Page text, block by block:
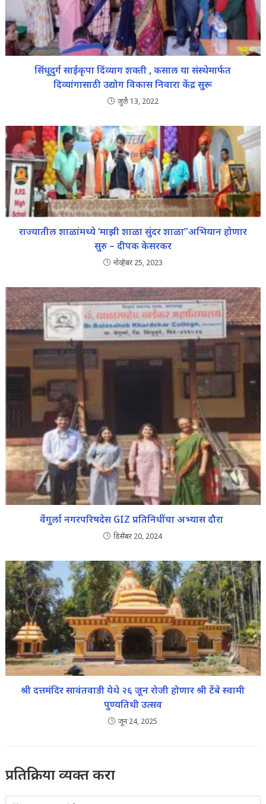
सिंधुदुर्ग साईकृपा दिंव्याग शक्ती , कसाल या संस्थेमार्फत
दिव्यांगासाठी उद्योग विकास निवारा केंद्र सुरू
जुलै 13, 2022
राज्यातील शाळांमध्ये ‘माझी शाळा सुंदर शाळा”अभियान होणार
सुरु – दीपक केसरकर
नोव्हेंबर 25, 2023
वेंगुर्ला नगरपरिषदेस GIZ प्रतिनिधींचा अभ्यास दौरा
डिसेंबर 20, 2024
श्री दत्तमंदिर सावंतवाडी येथे २६ जून रोजी होणार श्री टेंबे स्वामी
पुण्यतिथी उत्सव
जून 24, 2025
प्रतिक्रिया व्यक्त करा
Comment